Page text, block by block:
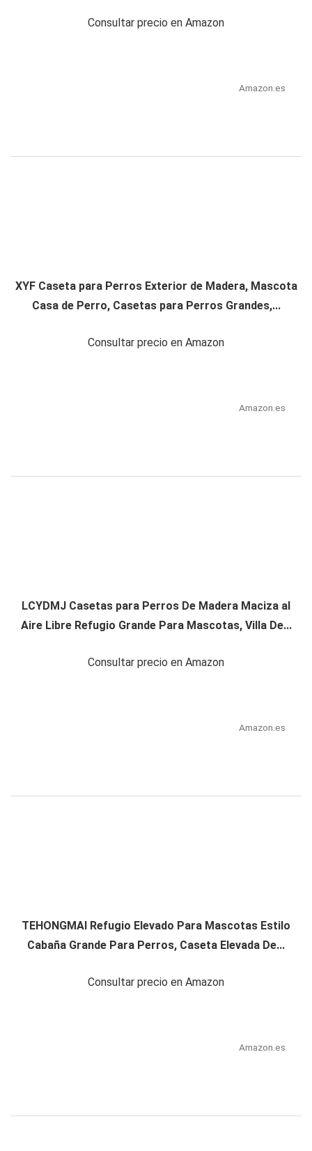
Consultar precio en Amazon
Amazon.es
XYF Caseta para Perros Exterior de Madera, Mascota
Casa de Perro, Casetas para Perros Grandes,...
Consultar precio en Amazon
Amazon.es
LCYDMJ Casetas para Perros De Madera Maciza al
Aire Libre Refugio Grande Para Mascotas, Villa De...
Consultar precio en Amazon
Amazon.es
TEHONGMAI Refugio Elevado Para Mascotas Estilo
Cabaña Grande Para Perros, Caseta Elevada De...
Consultar precio en Amazon
Amazon.es